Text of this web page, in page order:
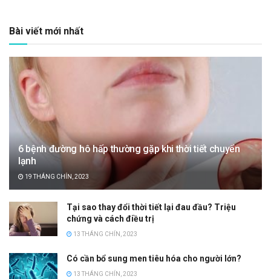
Bài viết mới nhất
6 bệnh đường hô hấp thường gặp khi thời tiết chuyển
lạnh
19 THÁNG CHÍN, 2023
Tại sao thay đổi thời tiết lại đau đầu? Triệu
chứng và cách điều trị
13 THÁNG CHÍN, 2023
Có cần bổ sung men tiêu hóa cho người lớn?
13 THÁNG CHÍN, 2023